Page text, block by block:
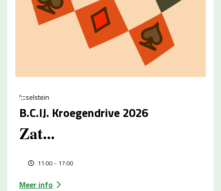
5
Ijsselstein
B.C.IJ. Kroegendrive 2026
Zat...
11:00 - 17:00
Meer info